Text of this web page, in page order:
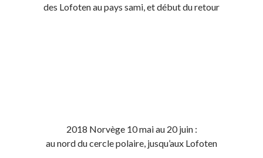
des Lofoten au pays sami, et début du retour
2018 Norvège 10 mai au 20 juin :
au nord du cercle polaire, jusqu’aux Lofoten